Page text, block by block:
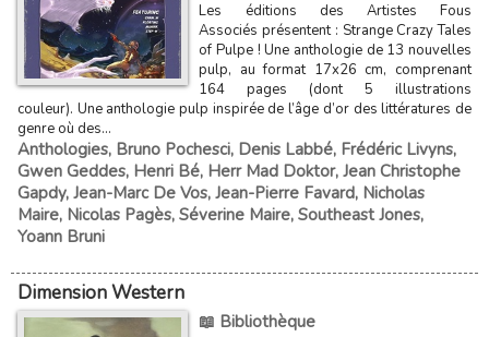
Les éditions des Artistes Fous
Associés présentent : Strange Crazy Tales
of Pulpe ! Une anthologie de 13 nouvelles
pulp, au format 17x26 cm, comprenant
164 pages (dont 5 illustrations
couleur). Une anthologie pulp inspirée de l’âge d’or des littératures de
genre où des...
Anthologies, Bruno Pochesci, Denis Labbé, Frédéric Livyns,
Gwen Geddes, Henri Bé, Herr Mad Doktor, Jean Christophe
Gapdy, Jean-Marc De Vos, Jean-Pierre Favard, Nicholas
Maire, Nicolas Pagès, Séverine Maire, Southeast Jones,
Yoann Bruni
Dimension Western
📖 Bibliothèque